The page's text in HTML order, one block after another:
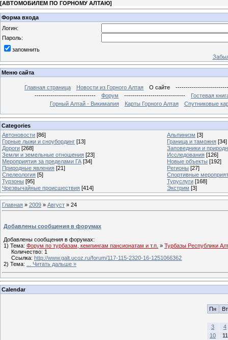
[АВТОМОБИЛЕМ ПО ГОРНОМУ АЛТАЮ]
Форма входа
Логин:
Пароль:
запомнить
Меню сайта
Главная страница Новости из Горного Алтая О сайте
------------------------------
Форум ------------------------------
Гостевая
Горный Алтай - Викимапия
Карты Горного Алтая Спутниковые
Categories
Автоновости [86] Альпинизм [3]
Горные лыжи и сноубординг [13] Граница и таможня [34]
Дороги [268]
Заповедники и
Земли и земельные отношения [23] Исследования [126]
Мероприятия за пределами ГА [34] Новые объекты [192]
Природные явления [21] Регионы [27]
Спелеология [5]
Спортивные
Турзоны [95] Туруслуги [168]
Чрезвычайные происшествия [414] Экстрим [3]
Главная » 2009 » Август » 24
Добавлены сообщения в форумах
Добавлены сообщения в форумах:
1) Тема: Форум по турбазам, кемпингам пансионатам и т.п. » Турбазы Республики
Количество: 1
Ссылка: http://www.galt.ucoz.ru/forum/117-115-2320-16-1251066362
2) Тема:
Читать дальше »
Calendar
Пн
Вт
3
4
10
11